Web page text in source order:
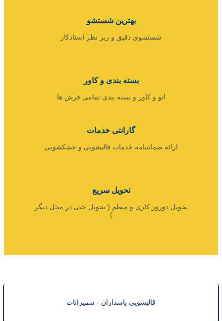
بهترین شستشو
شستشوی دقیق و زیر نظر استادکار
بسته بندی و کاور
اتو و کاور و بسته بندی تمامی فرش ها
گارانتی خدمات
ارائه ضمانتنامه خدمات قالیشویی و خشکشویی
تحویل سریع
تحویل دوروز کاری و منظم ( تحویل حتی در محل دیگر
قالیشویی پاسداران - شمیرانات